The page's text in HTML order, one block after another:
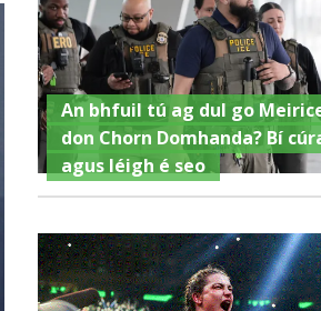
An bhfuil tú ag dul go
don Chorn Domhanda? Bí
agus léigh é seo